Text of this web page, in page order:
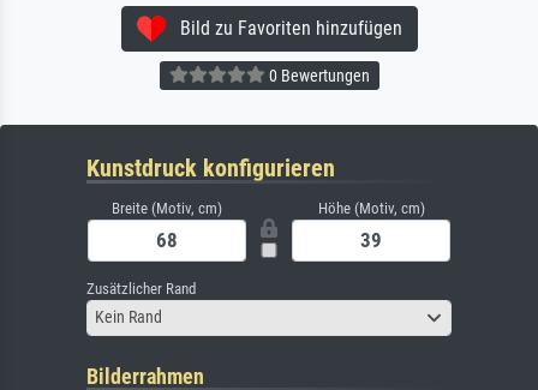
Bild zu Favoriten hinzufügen
0 Bewertungen
Kunstdruck konfigurieren
Breite (Motiv, cm) Höhe (Motiv, cm)
Zusätzlicher Rand
Kein Rand
Bilderrahmen